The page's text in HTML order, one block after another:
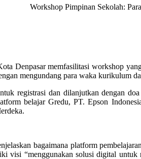
Workshop Pimpinan Sekolah:
Denpasar memfasilitasi workshop
mengundang para waka kurikulum
registrasi dan dilanjutkan dengan
belajar Gredu, PT. Epson
bagaimana platform
visi “menggunakan solusi digital